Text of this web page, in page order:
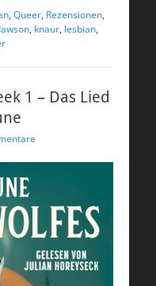
, Queer, Rezensionen,
, knaur, lesbian,
1 – Das Lied